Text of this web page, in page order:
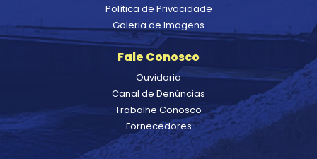
Política de Privacidade
Galeria de Imagens
Fale Conosco
Ouvidoria
Canal de Denúncias
Trabalhe Conosco
Fornecedores